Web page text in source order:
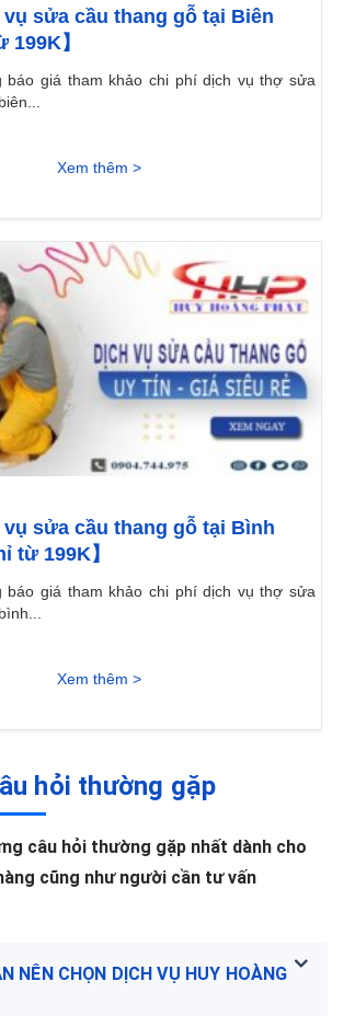
sửa cầu thang gỗ tại Biên
199K】
báo giá tham khảo chi phí dịch vụ thợ sửa
Xem thêm >
sửa cầu thang gỗ tại Bình
từ 199K】
báo giá tham khảo chi phí dịch vụ thợ sửa
Xem thêm >
hỏi thường gặp
câu hỏi thường gặp nhất dành cho
cũng như người cần tư vấn
NÊN CHỌN DỊCH VỤ HUY HOÀNG